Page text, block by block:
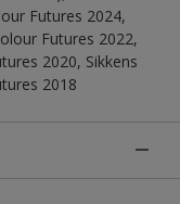
Futures 2024,
Futures 2022,
2020, Sikkens
2018